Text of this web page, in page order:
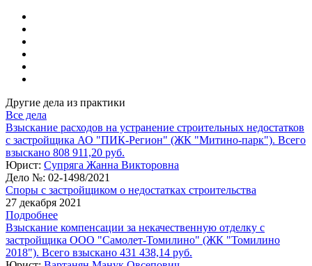
Другие дела из практики
Все дела
Взыскание расходов на устранение строительных недостатков
с застройщика АО "ПИК-Регион" (ЖК "Митино-парк"). Всего
взыскано 808 911,20 руб.
Юрист: Супряга Жанна Викторовна
Дело №: 02-1498/2021
Споры с застройщиком о недостатках строительства
27 декабря 2021
Подробнее
Взыскание компенсации за некачественную отделку с
застройщика ООО "Самолет-Томилино" (ЖК "Томилино
2018"). Всего взыскано 431 438,14 руб.